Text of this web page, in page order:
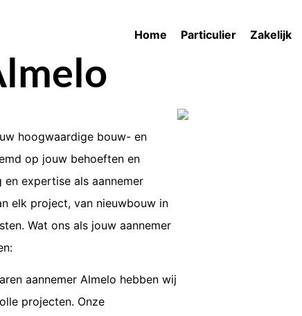
Home Particulier Zakelijk
hoogwaardige bouw- en
op jouw behoeften en
en expertise als aannemer
elk project, van nieuwbouw in
Wat ons als jouw aannemer
aannemer Almelo hebben wij
projecten. Onze